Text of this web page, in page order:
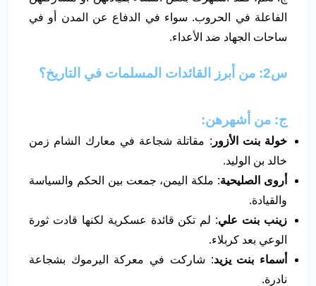
الفاعلة في الحروب. سواء في الدفاع عن المدن أو في
ساحات الجهاد ضد الأعداء.
س2: من أبرز القائدات المسلمات في التاريخ؟
ج: من أشهرهن:
خولة بنت الأزور : مقاتلة شجاعة في معارك الشام زمن
خالد بن الوليد.
أروى الصليحية: ملكة اليمن، جمعت بين الحكم والسياسة
والقيادة.
زينب بنت علي: لم تكن قائدة عسكرية لكنها قادت ثورة
الوعي بعد كربلاء.
أسماء بنت يزيد: شاركت في معركة اليرموك بشجاعة
نادرة.